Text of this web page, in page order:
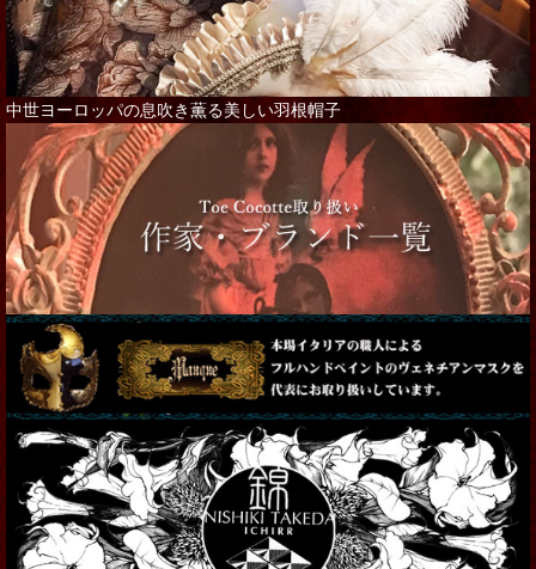
中世ヨーロッパの息吹き薫る美しい羽根帽子